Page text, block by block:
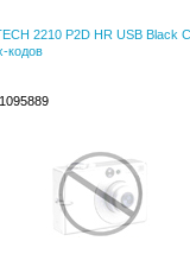
2210 P2D HR USB Black
кодов